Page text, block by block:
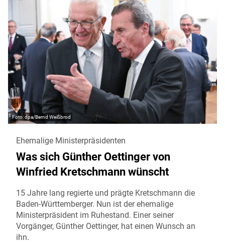
dpa/Bernd Weißbrod
Ehemalige Ministerpräsidenten
Was sich Günther Oettinger von
Winfried Kretschmann wünscht
15 Jahre lang regierte und prägte Kretschmann die
Baden-Württemberger. Nun ist der ehemalige
Ministerpräsident im Ruhestand. Einer seiner
Vorgänger, Günther Oettinger, hat einen Wunsch an
ihn.